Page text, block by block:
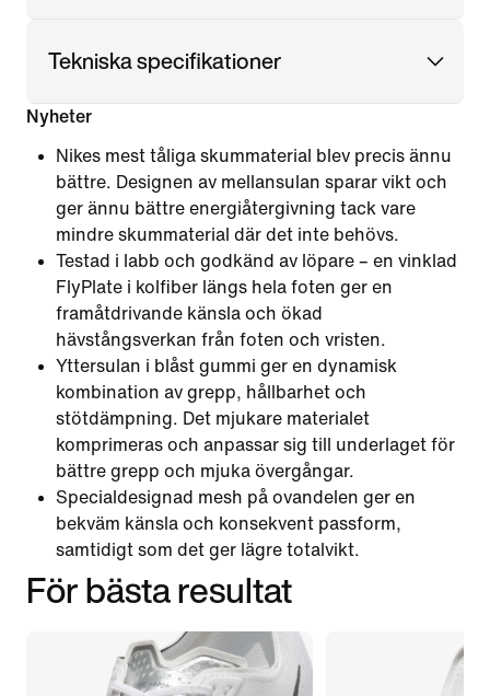
Tekniska specifikationer
Nyheter
Nikes mest tåliga skummaterial blev precis ännu
bättre. Designen av mellansulan sparar vikt och
ger ännu bättre energiåtergivning tack vare
mindre skummaterial där det inte behövs.
Testad i labb och godkänd av löpare – en vinklad
FlyPlate i kolfiber längs hela foten ger en
framåtdrivande känsla och ökad
hävstångsverkan från foten och vristen.
Yttersulan i blåst gummi ger en dynamisk
kombination av grepp, hållbarhet och
stötdämpning. Det mjukare materialet
komprimeras och anpassar sig till underlaget för
bättre grepp och mjuka övergångar.
Specialdesignad mesh på ovandelen ger en
bekväm känsla och konsekvent passform,
samtidigt som det ger lägre totalvikt.
För bästa resultat